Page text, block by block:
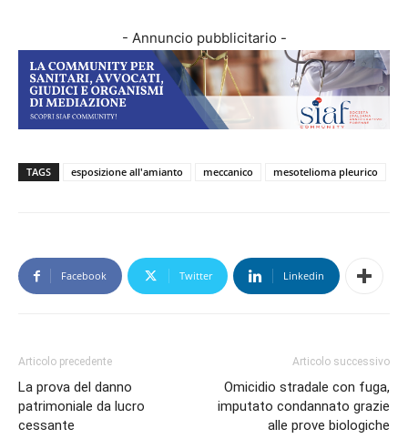
- Annuncio pubblicitario -
TAGS esposizione all'amianto meccanico mesotelioma pleurico
Facebook Twitter Linkedin
Articolo precedente
La prova del danno
patrimoniale da lucro
cessante
Articolo successivo
Omicidio stradale con fuga,
imputato condannato grazie
alle prove biologiche